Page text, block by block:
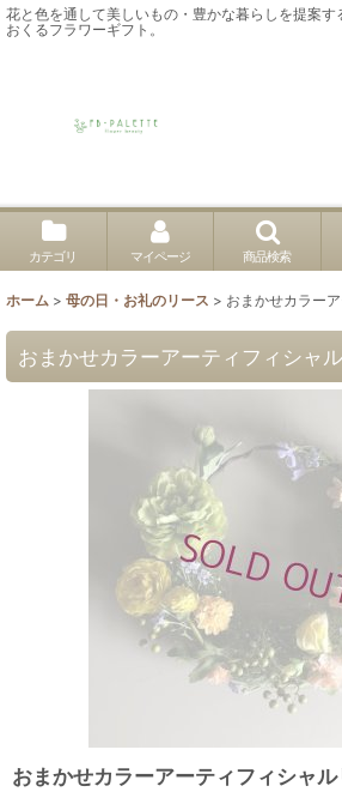
花と色を通して美しいもの・豊かな暮らしを提案
おくるフラワーギフト。
カテゴリ マイページ 商品検索
ホーム > 母の日・お礼のリース > おまかせカラー
おまかせカラーアーティフィシャ
おまかせカラーアーティフィシャル